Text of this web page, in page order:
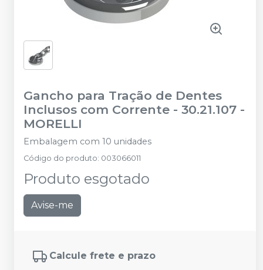
Gancho para Tração de Dentes
Inclusos com Corrente - 30.21.107 -
MORELLI
Embalagem com 10 unidades
Código do produto: 003066011
Produto esgotado
Avise-me
Calcule frete e prazo